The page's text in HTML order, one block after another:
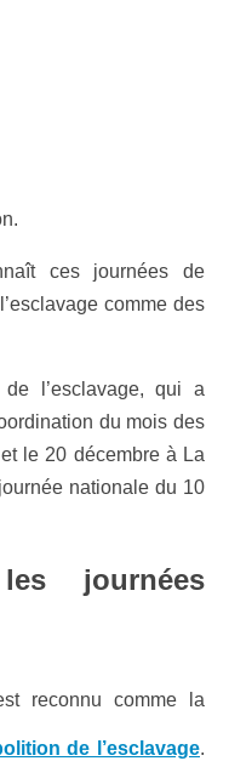
ces journées de
comme des
l’esclavage, qui a
du mois des
le 20 décembre à La
nationale du 10
journées
reconnu comme la
de l’esclavage.